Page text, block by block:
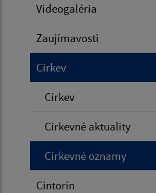
Videogaléria
Zaujímavosti
Cirkev
Cirkev
Cirkevné aktuality
Cirkevné oznamy
Cintorín